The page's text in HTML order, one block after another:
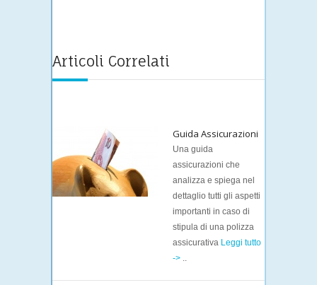
Articoli Correlati
Guida Assicurazioni
Una guida
assicurazioni che
analizza e spiega nel
dettaglio tutti gli aspetti
importanti in caso di
stipula di una polizza
assicurativa Leggi tutto
-> ..